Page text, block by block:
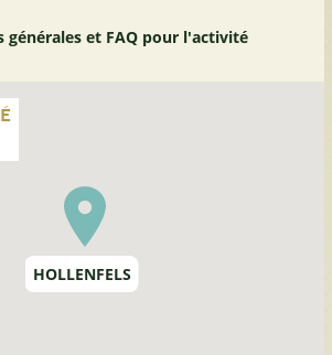
générales et FAQ pour l'activité
HOLLENFELS